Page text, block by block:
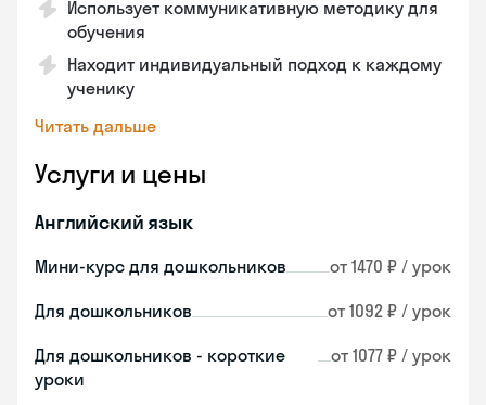
Использует коммуникативную методику для
обучения
Находит индивидуальный подход к каждому
ученику
Читать дальше
Услуги и цены
Английский язык
Мини-курс для дошкольников от 1470 ₽ / урок
Для дошкольников от 1092 ₽ / урок
Для дошкольников - короткие
уроки
от 1077 ₽ / урок